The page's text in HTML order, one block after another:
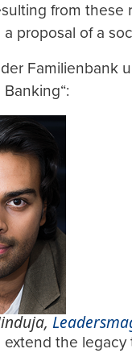
from these
proposal of a
Familienbank
the